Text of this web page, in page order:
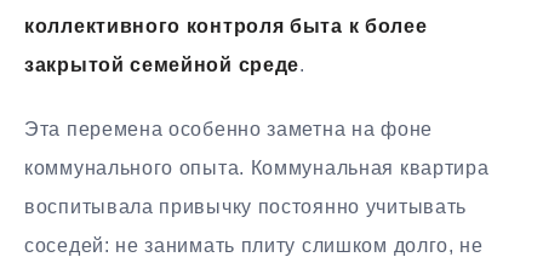
коллективного контроля быта к более
закрытой семейной среде.
Эта перемена особенно заметна на фоне
коммунального опыта. Коммунальная квартира
воспитывала привычку постоянно учитывать
соседей: не занимать плиту слишком долго, не